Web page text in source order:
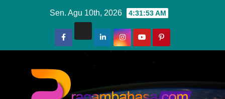
Sen. Agu 10th, 2026 4:31:54 AM